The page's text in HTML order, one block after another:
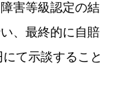
害等級認定の結
、最終的に自賠
て示談すること